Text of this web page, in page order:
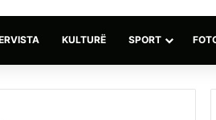
KULTURË SPORT